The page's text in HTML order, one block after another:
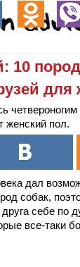
10
четвероногим
женский пол.
дал
собак,
друга себе по
все-таки